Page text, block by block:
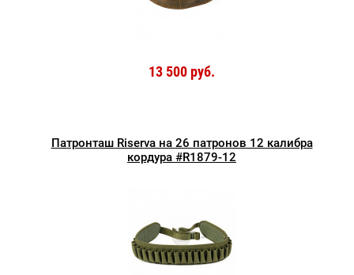
13 500 руб.
Патронташ Riserva на 26 патронов 12 калибра
кордура #R1879-12